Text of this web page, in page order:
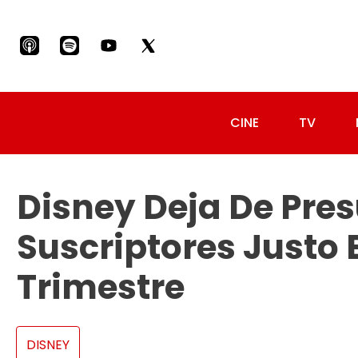
CINE TV
Disney Deja De
Suscriptores Justo
Trimestre
DISNEY